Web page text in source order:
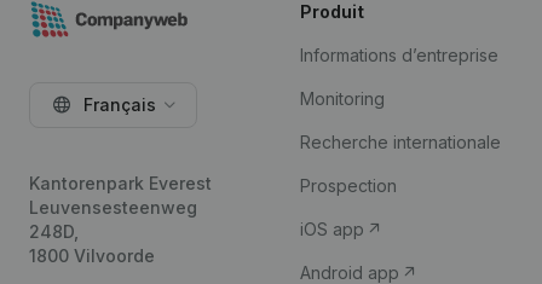
Français
Kantorenpark Everest
Leuvensesteenweg
248D,
1800 Vilvoorde
Produit
Informations d’entreprise
Monitoring
Recherche internationale
Prospection
iOS app
Android app